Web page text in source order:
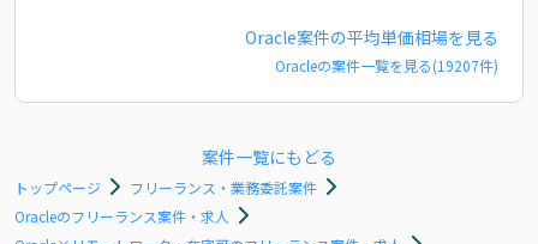
Oracle案件の平均単価相場を見る
Oracleの案件一覧を見る(19207件)
案件一覧にもどる
トップページ
フリーランス・業務委託案件
Oracleのフリーランス案件・求人